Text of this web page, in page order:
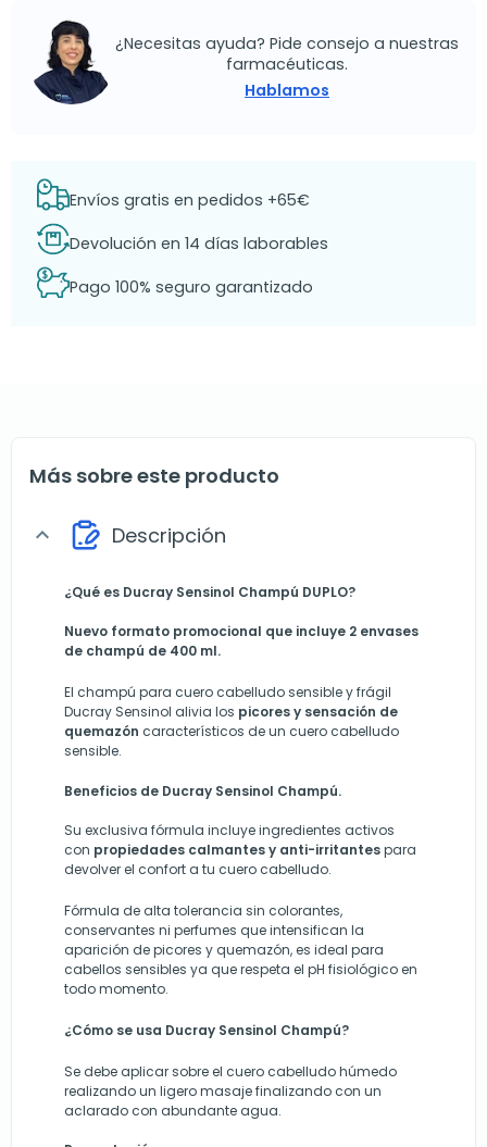
¿Necesitas ayuda? Pide consejo a nuestras
farmacéuticas.
Hablamos
Envíos gratis en pedidos +65€
Devolución en 14 días laborables
Pago 100% seguro garantizado
Más sobre este producto
expand_more Descripción
¿Qué es Ducray Sensinol Champú DUPLO?
Nuevo formato promocional que incluye 2 envases
de champú de 400 ml.
El champú para cuero cabelludo sensible y frágil
Ducray Sensinol alivia los picores y sensación de
quemazón característicos de un cuero cabelludo
sensible.
Beneficios de Ducray Sensinol Champú.
Su exclusiva fórmula incluye ingredientes activos
con propiedades calmantes y anti-irritantespara
devolver el confort a tu cuero cabelludo.
Fórmula de alta tolerancia sin colorantes,
conservantes ni perfumes que intensifican la
aparición de picores y quemazón, es ideal para
cabellos sensibles ya que respeta el pH fisiológico en
todo momento.
¿Cómo se usa Ducray Sensinol Champú?
Se debe aplicar sobre el cuero cabelludo húmedo
realizando un ligero masaje finalizando con un
aclarado con abundante agua.